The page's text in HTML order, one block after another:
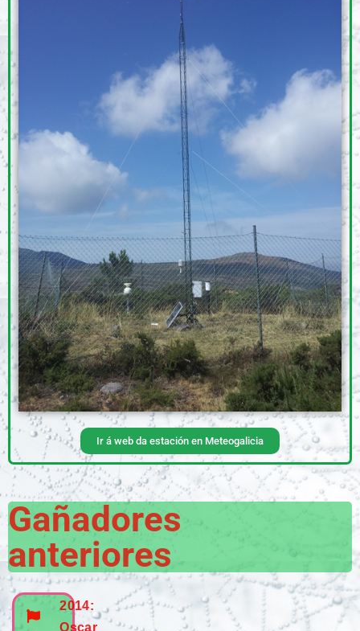
Ir á web da estación en Meteogalicia
Gañadores
anteriores
2014:
Oscar